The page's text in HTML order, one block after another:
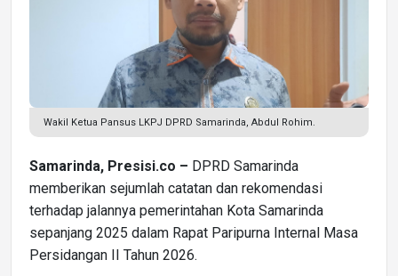
Wakil Ketua Pansus LKPJ DPRD Samarinda, Abdul Rohim.
Samarinda, Presisi.co – DPRD Samarinda
memberikan sejumlah catatan dan rekomendasi
terhadap jalannya pemerintahan Kota Samarinda
sepanjang 2025 dalam Rapat Paripurna Internal Masa
Persidangan II Tahun 2026.